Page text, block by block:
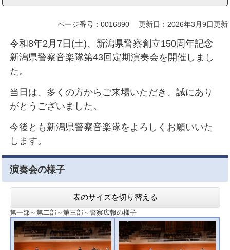
ページ番号：0016890 更新日：2026年3月9日更新
令和8年2月7日(土)、新潟県警察創立150周年記念
新潟県警察音楽隊第43回定期演奏会を開催しまし
た。
当日は、多くの方からご来場いただき、誠にあり
がとうございました。
今後とも新潟県警察音楽隊をよろしくお願いいた
します。
演奏会の様子
表のサイズを切り替える
第一部～第二部～第三部～警察広報の様子